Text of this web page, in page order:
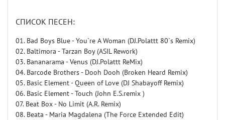
СПИСОК ПЕСЕН:
01. Bad Boys Blue - You`re A Woman (DJ.Polattt 80`s Remix)
02. Baltimora - Tarzan Boy (ASIL Rework)
03. Bananarama - Venus (DJ.Polattt ReMix)
04. Barcode Brothers - Dooh Dooh (Broken Heard Remix)
05. Basic Element - Queen of Love (DJ Shabayoff Remix)
06. Basic Element - Touch (John E.S.remix )
07. Beat Box - No Limit (A.R. Remix)
08. Beata - Maria Magdalena (The Force Extended Edit)